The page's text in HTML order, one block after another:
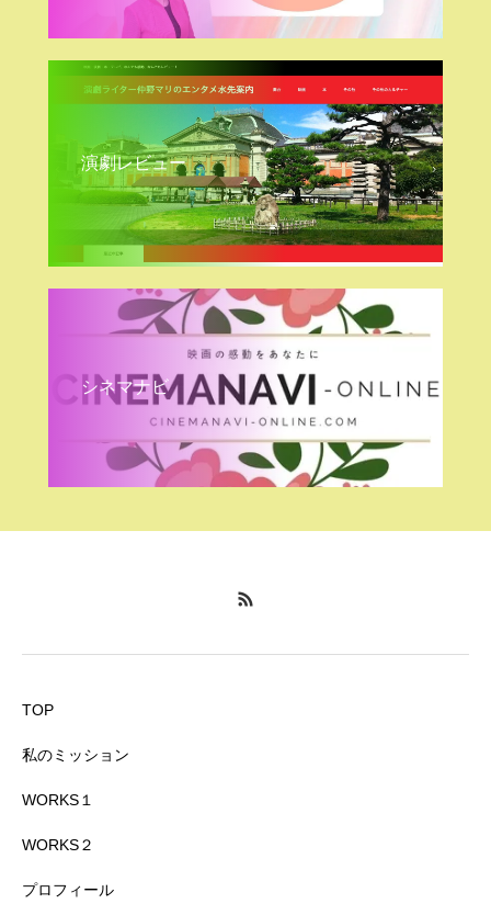
演劇レビュー
シネマナビ
TOP
私のミッション
WORKS１
WORKS２
プロフィール